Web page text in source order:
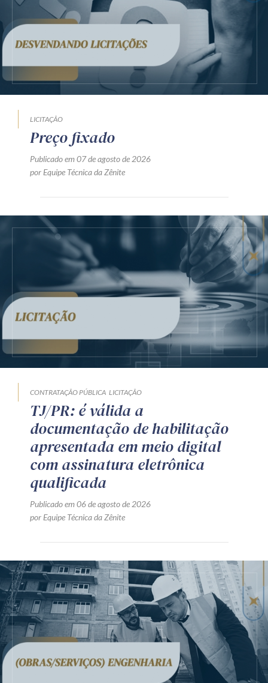
LICITAÇÃO
Preço fixado
Publicado em 07 de agosto de 2026
por Equipe Técnica da Zênite
CONTRATAÇÃO PÚBLICA LICITAÇÃO
TJ/PR: é válida a
documentação de habilitação
apresentada em meio digital
com assinatura eletrônica
qualificada
Publicado em 06 de agosto de 2026
por Equipe Técnica da Zênite